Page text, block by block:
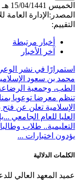
الخميس 15/04/1441 هـ
المصدر: الإدارة العامة
التقييم:
أخبار مرتبطة
آخر الأخبار
استمرارًا في نشر
محمد بن سعود
الطب، وجمعية
تنظم معرضا توعويا
الإسلامية تعلن عن
العليا للعام الجامعي ...
التعليمية.. طلاب
يؤدون اختبارات ...
الكلمات الدلالية
عميد المعهد العالي